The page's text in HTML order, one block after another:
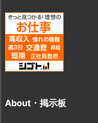
About・掲示板